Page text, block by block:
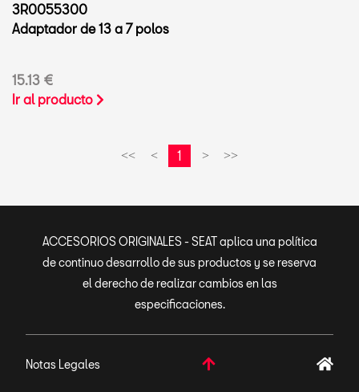
3R0055300
Adaptador de 13 a 7 polos
15.13 €
Ir al producto
<< < 1 > >>
ACCESORIOS ORIGINALES - SEAT aplica una política
de continuo desarrollo de sus productos y se reserva
el derecho de realizar cambios en las
especificaciones.
Notas Legales